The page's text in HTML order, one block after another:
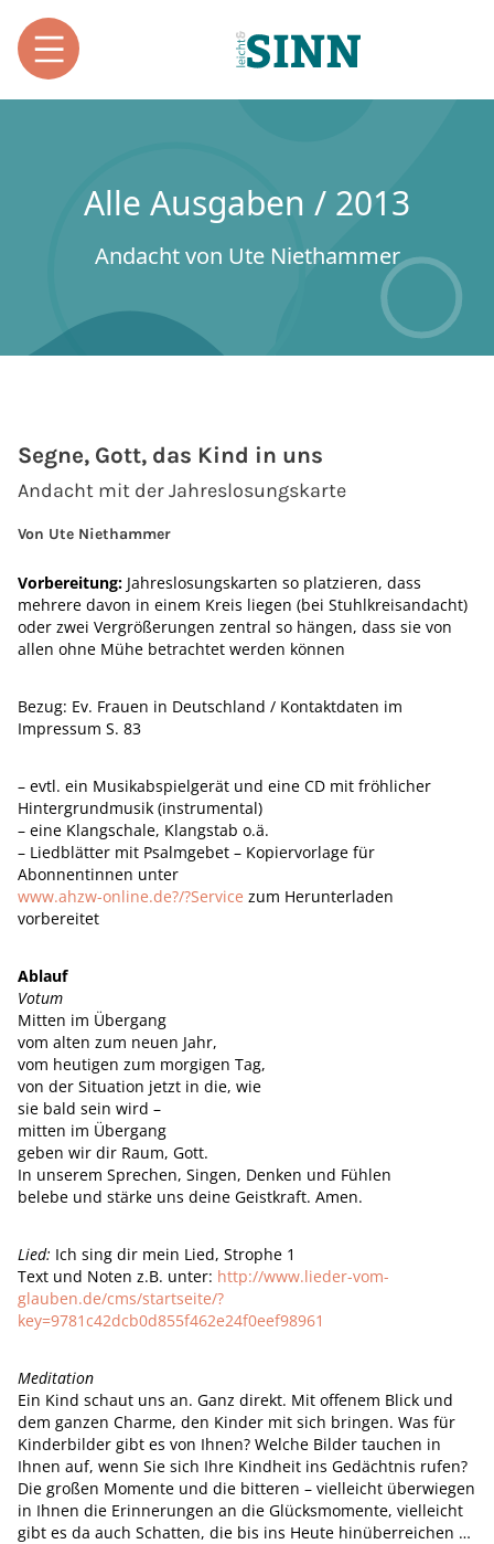
Alle Ausgaben / 2013
Andacht von Ute Niethammer
Segne, Gott, das Kind in uns
Andacht mit der Jahreslosungskarte
Von Ute Niethammer
Vorbereitung: Jahreslosungskarten so platzieren, dass
mehrere davon in einem Kreis liegen (bei Stuhlkreisandacht)
oder zwei Vergrößerungen zentral so hängen, dass sie von
allen ohne Mühe betrachtet werden können
Bezug: Ev. Frauen in Deutschland / Kontaktdaten im
Impressum S. 83
– evtl. ein Musikabspielgerät und eine CD mit fröhlicher
Hintergrundmusik (instrumental)
– eine Klangschale, Klangstab o.ä.
– Liedblätter mit Psalmgebet – Kopiervorlage für
Abonnentinnen unter
www.ahzw-online.de?/?Service zum Herunterladen
vorbereitet
Ablauf
Votum
Mitten im Übergang
vom alten zum neuen Jahr,
vom heutigen zum morgigen Tag,
von der Situation jetzt in die, wie
sie bald sein wird –
mitten im Übergang
geben wir dir Raum, Gott.
In unserem Sprechen, Singen, Denken und Fühlen
belebe und stärke uns deine Geistkraft. Amen.
Lied: Ich sing dir mein Lied, Strophe 1
Text und Noten z.B. unter: http://www.lieder-vom-
glauben.de/cms/startseite/?
key=9781c42dcb0d855f462e24f0eef98961
Meditation
Ein Kind schaut uns an. Ganz direkt. Mit offenem Blick und
dem ganzen Charme, den Kinder mit sich bringen. Was für
Kinderbilder gibt es von Ihnen? Welche Bilder tauchen in
Ihnen auf, wenn Sie sich Ihre Kindheit ins Gedächtnis rufen?
Die großen Momente und die bitteren – vielleicht überwiegen
in Ihnen die Erinnerungen an die Glücksmomente, vielleicht
gibt es da auch Schatten, die bis ins Heute hinüberreichen …